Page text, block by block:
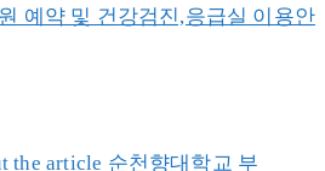
예약 및 건강검진,응급실 이용안